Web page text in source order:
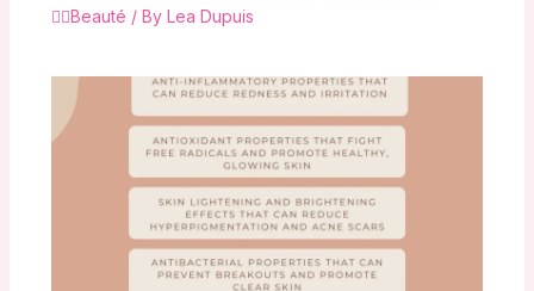
💇‍♀️Beauté / By Lea Dupuis